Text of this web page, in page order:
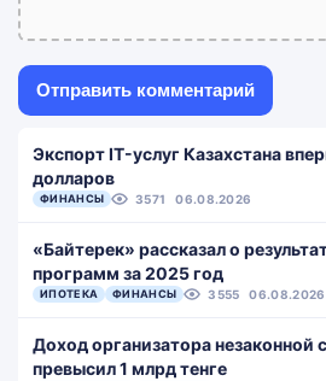
Экспорт IT-услуг Казахстана
долларов
ФИНАНСЫ 3571 06.08.2026
«Байтерек» рассказал о
программ за 2025 год
ИПОТЕКА ФИНАНСЫ 3555 06.08.2026
Доход организатора
превысил 1 млрд тенге